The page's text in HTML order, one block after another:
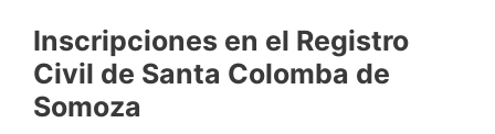
Inscripciones en el Registro
Civil de Santa Colomba de
Somoza